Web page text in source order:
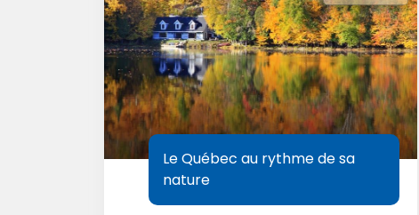
Le Québec au rythme de sa
nature